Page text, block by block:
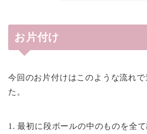
お片付け
今回のお片付けはこのような流れ
た。
最初に段ボールの中のものを全